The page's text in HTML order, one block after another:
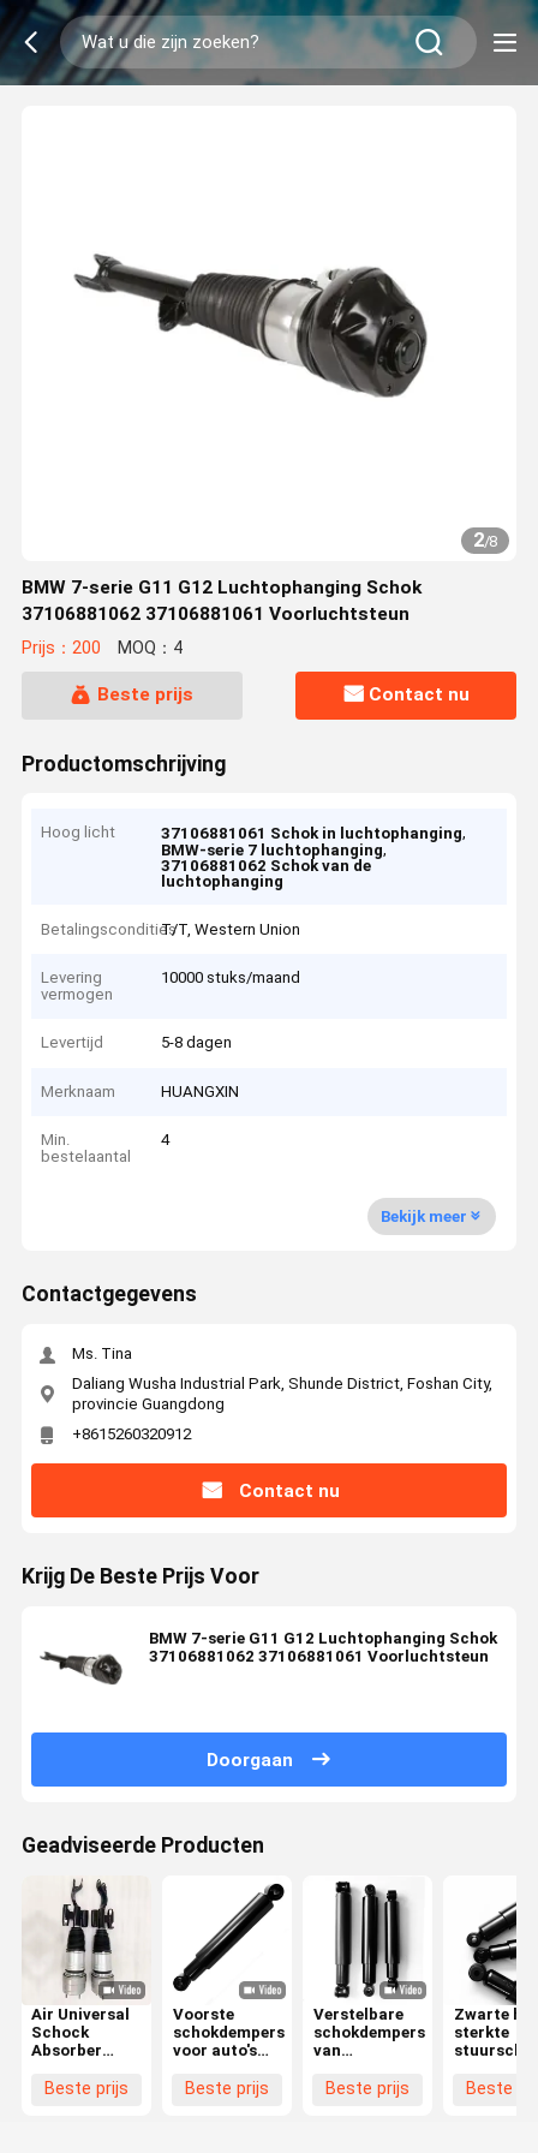
2/8
BMW 7-serie G11 G12 Luchtophanging Schok
37106881062 37106881061 Voorluchtsteun
Prijs：200 MOQ：4
Beste prijs Contact nu
Productomschrijving
Hoog licht 37106881061 Schok in luchtophanging,
BMW-serie 7 luchtophanging,
37106881062 Schok van de
luchtophanging
BetalingsconditiesT/T, Western Union
Levering
vermogen
10000 stuks/maand
Levertijd 5-8 dagen
Merknaam HUANGXIN
Min.
bestelaantal
4
Bekijk meer
Contactgegevens
Ms. Tina
Daliang Wusha Industrial Park, Shunde District, Foshan City,
provincie Guangdong
+8615260320912
Contact nu
Krijg De Beste Prijs Voor
BMW 7-serie G11 G12 Luchtophanging Schok
37106881062 37106881061 Voorluchtsteun
Doorgaan
Geadviseerde Producten
Air Universal
Schock
Absorber
Plastics
Beste prijs
Voorste
schokdempers
voor auto's
auto's Zware
Beste prijs
Verstelbare
schokdempers
van
terBeste prijs
Zwarte
sterkte
Russische
Beste